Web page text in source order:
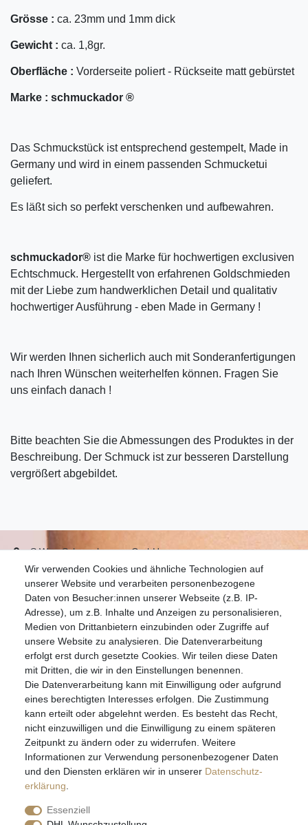
Grösse : ca. 23mm und 1mm dick
Gewicht : ca. 1,8gr.
Oberfläche : Vorderseite poliert - Rückseite matt gebürstet
Marke : schmuckador ®
Das Schmuckstück ist entsprechend gestempelt, Made in
Germany und wird in einem passenden Schmucketui
geliefert.
Es läßt sich so perfekt verschenken und aufbewahren.
schmuckador® ist die Marke für hochwertigen exclusiven
Echtschmuck. Hergestellt von erfahrenen Goldschmieden
mit der Liebe zum handwerklichen Detail und qualitativ
hochwertiger Ausführung - eben Made in Germany !
Wir werden Ihnen sicherlich auch mit Sonderanfertigungen
nach Ihren Wünschen weiterhelfen können. Fragen Sie
uns einfach danach !
Bitte beachten Sie die Abmessungen des Produktes in der
Beschreibung. Der Schmuck ist zur besseren Darstellung
vergrößert abgebildet.
Wir verwenden Cookies und ähnliche Technologien auf
unserer Website und verarbeiten personenbezogene
Daten von Besucher:innen unserer Webseite (z.B. IP-
Adresse), um z.B. Inhalte und Anzeigen zu personalisieren,
Medien von Drittanbietern einzubinden oder Zugriffe auf
unsere Website zu analysieren. Die Datenverarbeitung
erfolgt erst durch gesetzte Cookies. Wir teilen diese Daten
mit Dritten, die wir in den Einstellungen benennen.
Die Datenverarbeitung kann mit Einwilligung oder aufgrund
eines berechtigten Interesses erfolgen. Die Zustimmung
kann erteilt oder abgelehnt werden. Es besteht das Recht,
nicht einzuwilligen und die Einwilligung zu einem späteren
Zeitpunkt zu ändern oder zu widerrufen. Weitere
Informationen zur Verwendung personenbezogener Daten
und den Diensten erklären wir in unserer Daten­schutz­
erklärung
Essenziell
S.W.w. Schmuckwaren GmbH
07051-9608828
info@schmuckador.de
Montag bis Freitag 8.30 – 12.00 Uhr und 13.30 bis 17.30 Uhr
Widerrufs­recht Widerrufs­formular Impressum
Daten­schutz­erklärung AGB
E-MAIL **
Hiermit bestätige ich, dass ich die